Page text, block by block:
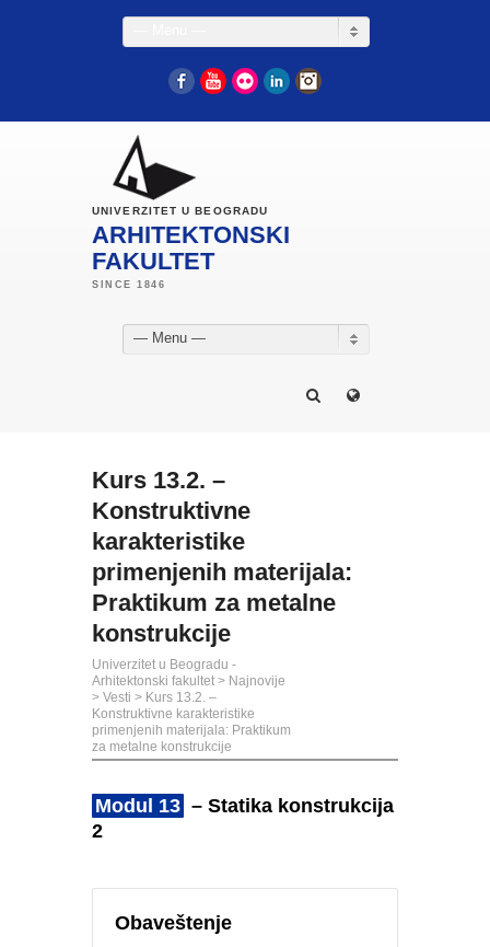
FacebookYouTube
Flickr LinkedIn
UNIVERZITET U BEOGRADU
ARHITEKTONSKI
FAKULTET
— Menu —
Kurs 13.2. –
Konstruktivne
karakteristike
primenjenih materijala:
Praktikum za metalne
konstrukcije
Univerzitet u Beogradu -
Arhitektonski fakultet > Najnovije
> Vesti > Kurs 13.2. –
Konstruktivne karakteristike
primenjenih materijala: Praktikum
za metalne konstrukcije
Modul 13 – Statika konstrukcija
2
Obaveštenje